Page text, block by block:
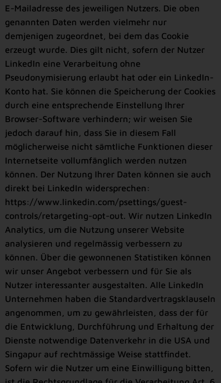
E-Mailadresse des jeweiligen Nutzers. Die oben
genannten Daten werden vielmehr nur
demjenigen zugeordnet, bei dem das Cookie
erzeugt wurde. Dies gilt nicht, sofern der Nutzer
LinkedIn eine Verarbeitung ohne
Pseudonymisierung erlaubt hat oder ein LinkedIn-
Konto hat. Sie können die Speicherung der Cookies
durch eine entsprechende Einstellung Ihrer
Browser-Software verhindern; wir weisen Sie
jedoch darauf hin, dass Sie in diesem Fall
möglicherweise nicht sämtliche Funktionen dieser
Internetseite vollumfänglich werden nutzen
können. Der Nutzung Ihrer Daten können sie auch
direkt bei LinkedIn widersprechen:
https://www.linkedin.com/psettings/guest-
controls/retargeting-opt-out. Wir nutzen LinkedIn
Analytics, um die Nutzung unserer Website
analysieren und regelmässig verbessern zu
können. Über die gewonnenen Statistiken können
wir unser Angebot verbessern und für Sie als
Nutzer interessanter ausgestalten. Alle LinkedIn
Unternehmen haben die Standardvertragsklauseln
angenommen, um zu gewährleisten, dass der für
die Entwicklung, Durchführung und Erhaltung der
Dienste notwendige Datenverkehr in die USA und
Singapur auf rechtmässige Weise stattfindet.
Sofern wir die Nutzer um eine Einwilligung bitten,